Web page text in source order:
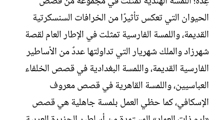
الحيوان التي تعكس تأثيرًا من الخرافات السنسكرتية
القديمة، واللمسة الفارسية تمثلت في الإطار العام لقصة
شهرزاد والملك شهريار التي تداولتها عددٌ من الأساطير
الفارسية القديمة، واللمسة البغدادية في قصص الخلفاء
العباسيين، واللمسة القاهرية في قصص معروف
الإسكافي، كما حظي العمل بلمسة جاهلية هي قصص